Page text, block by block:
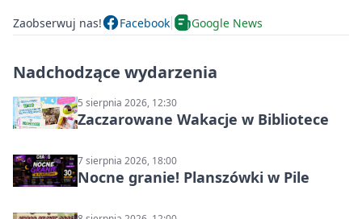
Zaobserwuj nas! Facebook Google News
Nadchodzące wydarzenia
5 sierpnia 2026, 12:30
Zaczarowane Wakacje w Bibliotece
7 sierpnia 2026, 18:00
Nocne granie! Planszówki w Pile